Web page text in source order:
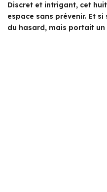
Discret et intrigant, cet
espace sans prévenir. Et
du hasard, mais portait